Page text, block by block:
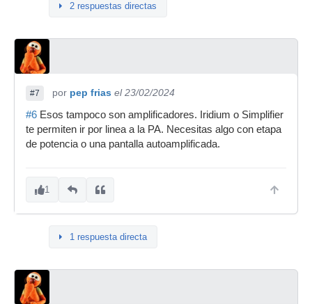
2 respuestas directas
#7 por pep frias el 23/02/2024
#6 Esos tampoco son amplificadores. Iridium o Simplifier
te permiten ir por linea a la PA. Necesitas algo con etapa
de potencia o una pantalla autoamplificada.
1
1 respuesta directa